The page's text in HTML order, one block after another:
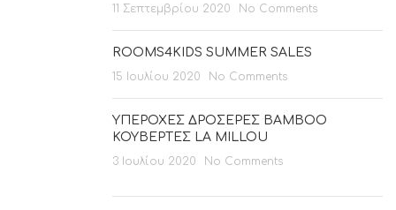
11 Σεπτεμβρίου 2020 No Comments
ROOMS4KIDS SUMMER SALES
15 Ιουλίου 2020 No Comments
ΥΠΕΡΟΧΕΣ ΔΡΟΣΕΡΕΣ BAMBOO
ΚΟΥΒΕΡΤΕΣ LA MILLOU
3 Ιουλίου 2020 No Comments